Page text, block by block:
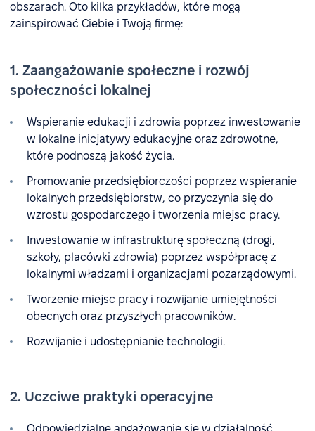
obszarach. Oto kilka przykładów, które mogą
zainspirować Ciebie i Twoją firmę:
1. Zaangażowanie społeczne i rozwój
społeczności lokalnej
Wspieranie edukacji i zdrowia poprzez inwestowanie
w lokalne inicjatywy edukacyjne oraz zdrowotne,
które podnoszą jakość życia.
Promowanie przedsiębiorczości poprzez wspieranie
lokalnych przedsiębiorstw, co przyczynia się do
wzrostu gospodarczego i tworzenia miejsc pracy.
Inwestowanie w infrastrukturę społeczną (drogi,
szkoły, placówki zdrowia) poprzez współpracę z
lokalnymi władzami i organizacjami pozarządowymi.
Tworzenie miejsc pracy i rozwijanie umiejętności
obecnych oraz przyszłych pracowników.
Rozwijanie i udostępnianie technologii.
2. Uczciwe praktyki operacyjne
Odpowiedzialne angażowanie się w działalność